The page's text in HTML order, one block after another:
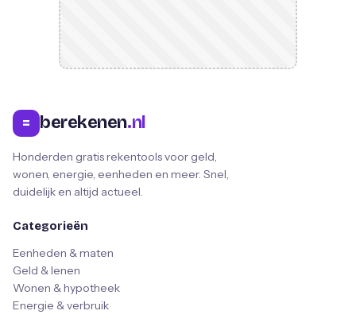
= berekenen.nl
Honderden gratis rekentools voor geld,
wonen, energie, eenheden en meer. Snel,
duidelijk en altijd actueel.
Categorieën
Eenheden & maten
Geld & lenen
Wonen & hypotheek
Energie & verbruik